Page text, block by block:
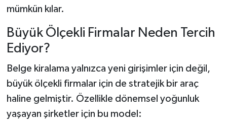
mümkün kılar.
Büyük Ölçekli Firmalar Neden Tercih
Ediyor?
Belge kiralama yalnızca yeni girişimler için değil,
büyük ölçekli firmalar için de stratejik bir araç
haline gelmiştir. Özellikle dönemsel yoğunluk
yaşayan şirketler için bu model: